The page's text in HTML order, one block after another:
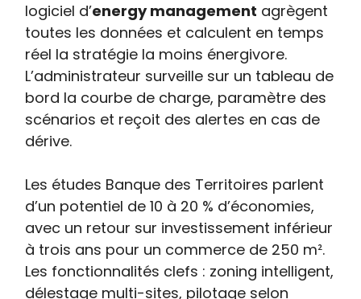
logiciel d’energy management agrègent
toutes les données et calculent en temps
réel la stratégie la moins énergivore.
L’administrateur surveille sur un tableau de
bord la courbe de charge, paramètre des
scénarios et reçoit des alertes en cas de
dérive.
Les études Banque des Territoires parlent
d’un potentiel de 10 à 20 % d’économies,
avec un retour sur investissement inférieur
à trois ans pour un commerce de 250 m².
Les fonctionnalités clefs : zoning intelligent,
délestage multi-sites, pilotage selon